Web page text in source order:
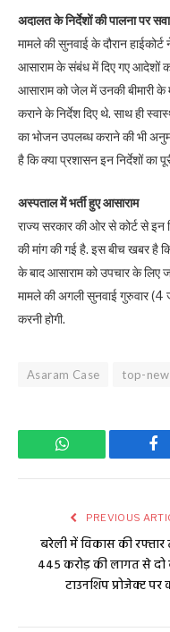
अदालत के निर्देशों की पालना पर
मामले की सुनवाई के दौरान हाईकोर्ट
आसाराम के संबंध में दिए गए आदेशों
आसाराम को जेल में उनकी बीमारी
कराने के निर्देश दिए थे. साथ ही
का भोजन उपलब्ध कराने की भी
है कि क्या प्रशासन इन निर्देशों का
अस्पताल में भर्ती हुए आसाराम
राज्य सरकार की ओर से कोर्ट से इन
की मांग की गई है. इस बीच खबर है
के बाद आसाराम को उपचार के लिए
मामले की अगली सुनवाई गुरुवार (4
करनी होगी.
Asaram Case top-
WhatsApp
PREVIOUS
बरेली में विकास की रफ्तार
445 करोड़ की लागत से दो
टाउनशिप प्रोजेक्ट पर